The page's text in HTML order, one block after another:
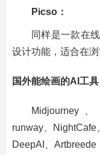
Picso：
同样是一款在
设计功能，适合在
国外能绘画的AI工具
Midjourney
runway、NightCafe
DeepAI、Artbreede